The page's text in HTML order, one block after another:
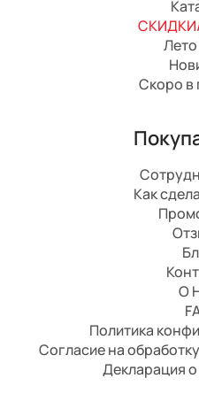
Скоро в
Как
О
Политика
Согласие на
Декларация